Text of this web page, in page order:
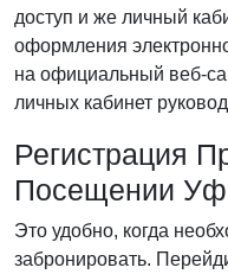
доступ и же личный
оформления
на официальный веб-
личных кабинет
Регистрация
Посещении
Это удобно, когда
забронировать.